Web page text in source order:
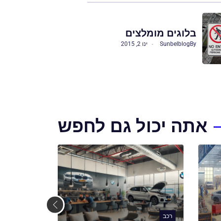
בלוגים מומלצים
By
Sunbelblog ינו 2, 2015
אתה יכול גם לחפש
רכב